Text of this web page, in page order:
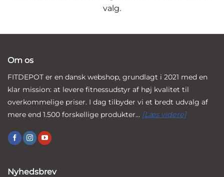
valg.
Om os
FITDEPOT er en dansk webshop, grundlagt i 2021 med en
klar mission: at levere fitnessudstyr af høj kvalitet til
overkommelige priser. I dag tilbyder vi et bredt udvalg af
mere end 1.500 forskellige produkter... [Læs videre]
Nyhedsbrev